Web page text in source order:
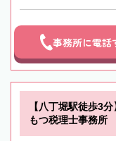
事務所に電話
【八丁堀駅徒歩3
もつ税理士事務所